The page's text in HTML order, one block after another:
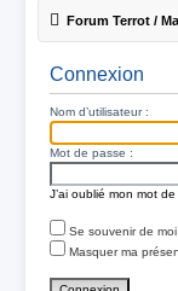
Forum Terrot /
Connexion
Nom d’utilisateur :
Mot de passe :
J’ai oublié mon mot
Se souvenir de moi
Masquer ma